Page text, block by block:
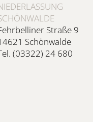
Straße 9
Schönwalde
(03322) 24 680